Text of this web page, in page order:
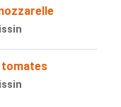
tomates